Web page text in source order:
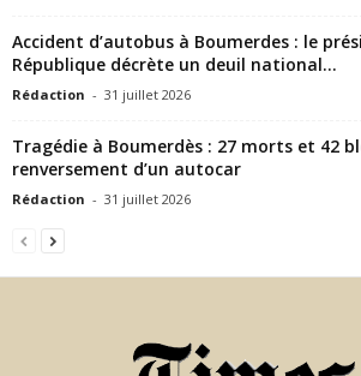
Accident d’autobus à Boumerdes : le
République décrète un deuil national...
Rédaction - 31 juillet 2026
Tragédie à Boumerdès : 27 morts et 42
renversement d’un autocar
Rédaction - 31 juillet 2026